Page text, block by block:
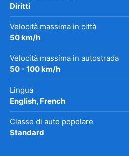
Diritti
Velocità massima in città
50 km/h
Velocità massima in autostrada
50 - 100 km/h
Lingua
English, French
Classe di auto popolare
Standard